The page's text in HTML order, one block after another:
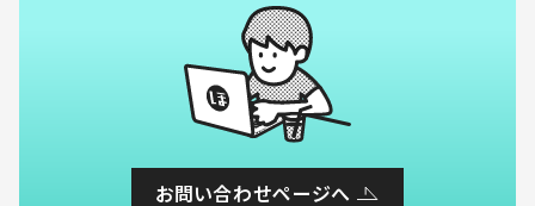
お問い合わせページへ